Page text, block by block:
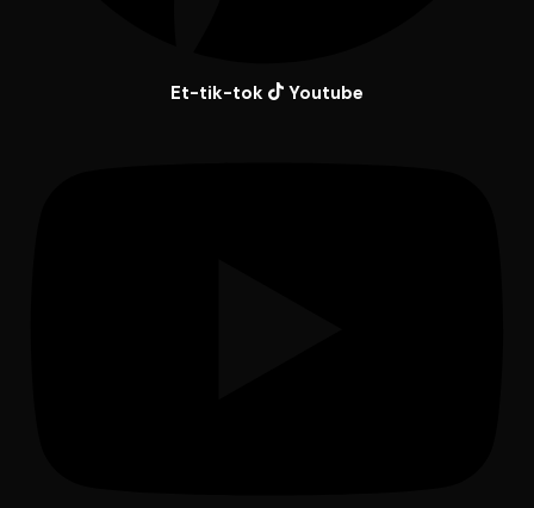
Et-tik-tok Youtube